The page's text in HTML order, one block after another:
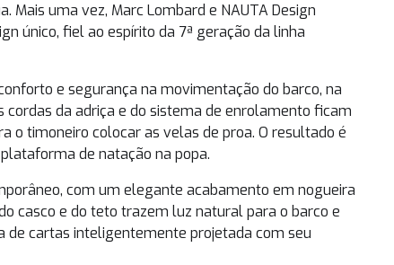
Mais uma vez, Marc Lombard e NAUTA Design
único, fiel ao espírito da 7ª geração da linha
e segurança na movimentação do barco, na
cordas da adriça e do sistema de enrolamento ficam
o timoneiro colocar as velas de proa. O resultado é
de natação na popa.
com um elegante acabamento em nogueira
casco e do teto trazem luz natural para o barco e
de cartas inteligentemente projetada com seu